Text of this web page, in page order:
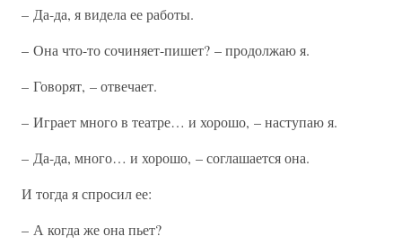
– Да-да, я видела ее работы.
– Она что-то сочиняет-пишет? – продолжаю я.
– Говорят, – отвечает.
– Играет много в театре… и хорошо, – наступаю я.
– Да-да, много… и хорошо, – соглашается она.
И тогда я спросил ее:
– А когда же она пьет?